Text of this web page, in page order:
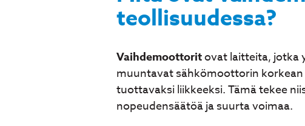
teollisuudessa?
Vaihdemoottoritovat laitteita, jotka
muuntavat sähkömoottorin
tuottavaksi liikkeeksi. Tämä tekee
nopeudensäätöä ja suurta voimaa.